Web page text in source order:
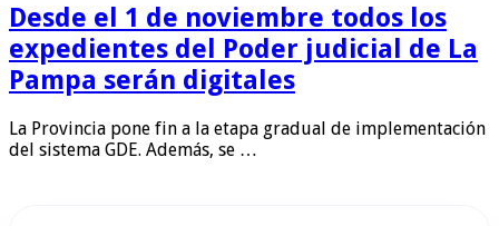
Desde el 1 de noviembre todos los
expedientes del Poder judicial de La
Pampa serán digitales
La Provincia pone fin a la etapa gradual de implementación
del sistema GDE. Además, se …